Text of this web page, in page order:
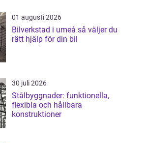
01 augusti 2026
Bilverkstad i umeå så väljer du
rätt hjälp för din bil
30 juli 2026
Stålbyggnader: funktionella,
flexibla och hållbara
konstruktioner